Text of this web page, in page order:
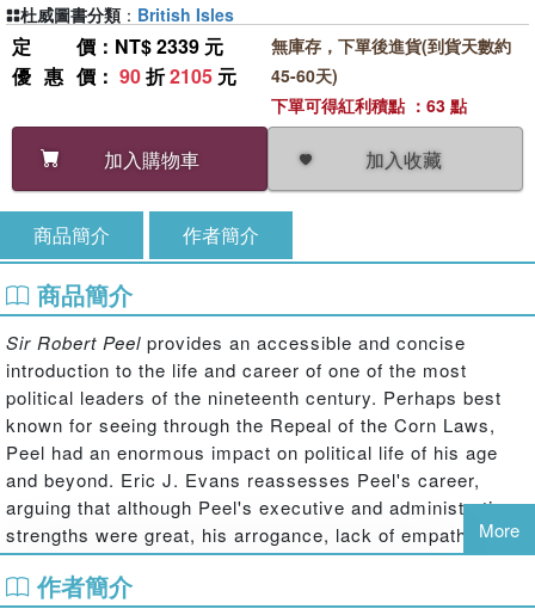
定價 ：NT$ 2339 元
優惠價 ： 90折2105 元
加入購物車 加入收藏
無庫存，下單後進貨(到貨天數約
45-60天)
下單可得紅利積點 ：63 點
杜威圖書分類 ： British Isles
商品簡介 作者簡介
商品簡介
Sir Robert Peel provides an accessible and concise
introduction to the life and career of one of the most
political leaders of the nineteenth century. Perhaps best
known for seeing through the Repeal of the Corn Laws,
Peel had an enormous impact on political life of his age
and beyond. Eric J. Evans reassesses Peel's career,
arguing that although Peel's executive and administrative
strengths were great, his arrogance, lack of empathy with
the development of political parties and his inflexible
commitment to economic liberalism presented political
More
作者簡介